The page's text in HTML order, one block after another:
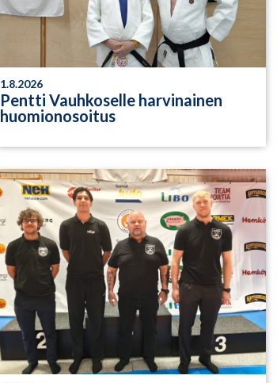
1.8.2026
Pentti Vauhkoselle harvinainen
huomionosoitus